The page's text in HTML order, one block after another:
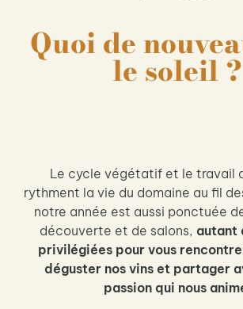
Quoi de
le soleil ?
Le cycle végétatif et le travail
rythment la vie du domaine au fil
notre année est aussi ponctuée
découverte et de salons, autant
privilégiées pour vous
déguster nos vins et partager
passion qui nous